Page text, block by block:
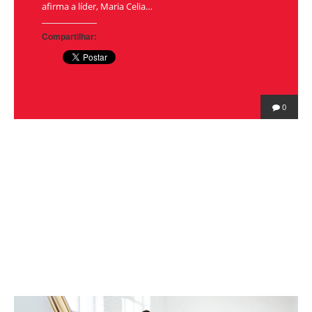
afirma a líder, Maria Celia…
Compartilhar:
0